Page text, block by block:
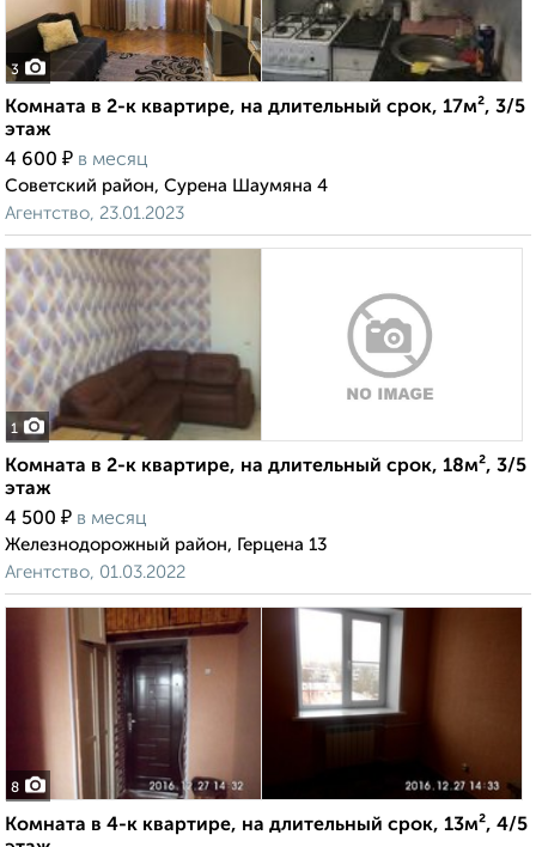
3
Комната в 2-к квартире, на длительный срок, 17м², 3/5
этаж
4 600 ₽ в месяц
Советский район, Сурена Шаумяна 4
Агентство, 23.01.2023
1
Комната в 2-к квартире, на длительный срок, 18м², 3/5
этаж
4 500 ₽ в месяц
Железнодорожный район, Герцена 13
Агентство, 01.03.2022
8
Комната в 4-к квартире, на длительный срок, 13м², 4/5